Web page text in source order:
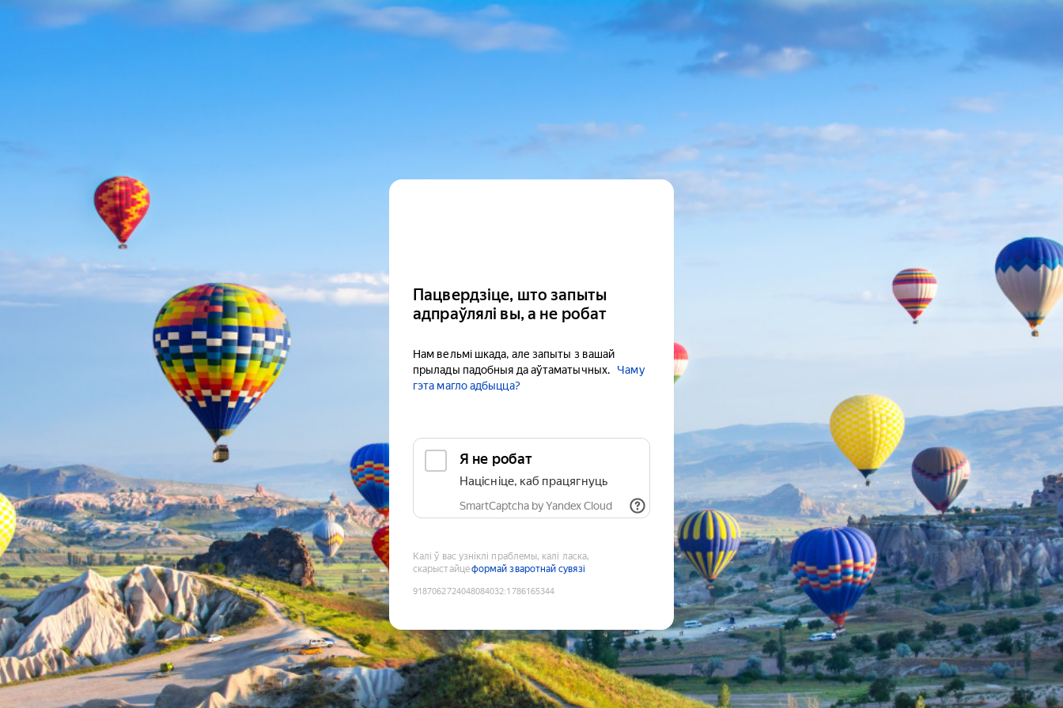
Пацвердзіце, што запыты
адпраўлялі вы, а не робат
Нам вельмі шкада, але запыты з вашай
прылады падобныя да аўтаматычных.
Чаму
гэта магло адбыцца?
Я не робат
Націсніце, каб працягнуць
SmartCaptcha by Yandex Cloud
Калі ў вас узніклі праблемы, калі ласка,
скарыстайцеформай зваротнай сувязі
9187062724048084032:1786165344